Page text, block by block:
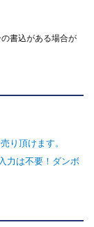
書込がある場合が
り頂けます。
力は不要！ダンボ